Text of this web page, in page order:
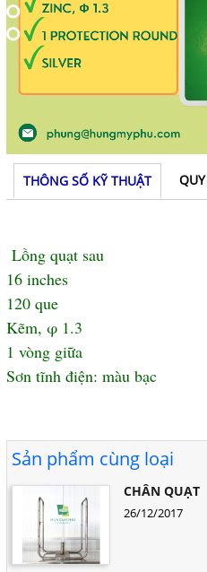
THÔNG SỐ KỸ THUẬT
Lồng quạt sau
16 inches
120 que
Kẽm, φ 1.3
1 vòng giữa
Sơn tĩnh điện: màu bạc
Sản phẩm cùng loại
CHÂN QUẠT
26/12/2017